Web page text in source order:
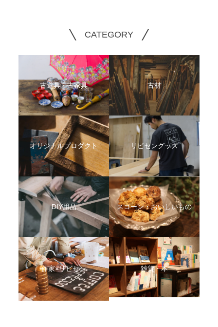
CATEGORY
古道具・古家具 古材
オリジナルプロダクト リビセングッズ
DIY用品 スコーン・おいしいもの
作家×リビセン 雑貨・本